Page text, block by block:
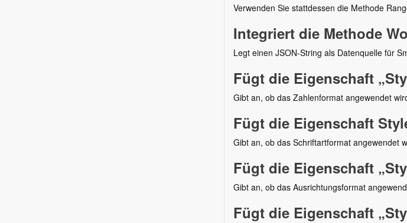
Verwenden Sie stattdessen die Methode
Integriert die Methode
Legt einen JSON-String als Datenquelle für
Fügt die Eigenschaft
Gibt an, ob das Zahlenformat angewendet
Fügt die Eigenschaft
Gibt an, ob das Schriftartformat angewendet
Fügt die Eigenschaft
Gibt an, ob das Ausrichtungsformat
Fügt die Eigenschaft